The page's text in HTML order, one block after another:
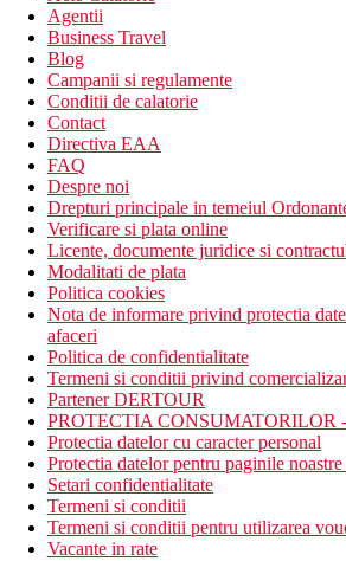
Agentii
Business Travel
Blog
Campanii si regulamente
Conditii de calatorie
Contact
Directiva EAA
FAQ
Despre noi
Drepturi principale in temeiul
Verificare si plata online
Licente, documente juridice si
Modalitati de plata
Politica cookies
Nota de informare privind protectia
afaceri
Politica de confidentialitate
Termeni si conditii privind
Partener DERTOUR
PROTECTIA CONSUMATORILOR
Protectia datelor cu caracter personal
Protectia datelor pentru paginile
Setari confidentialitate
Termeni si conditii
Termeni si conditii pentru utilizarea
Vacante in rate